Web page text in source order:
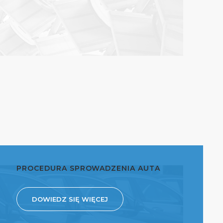
PROCEDURA SPROWADZENIA AUTA
DOWIEDZ SIĘ WIĘCEJ